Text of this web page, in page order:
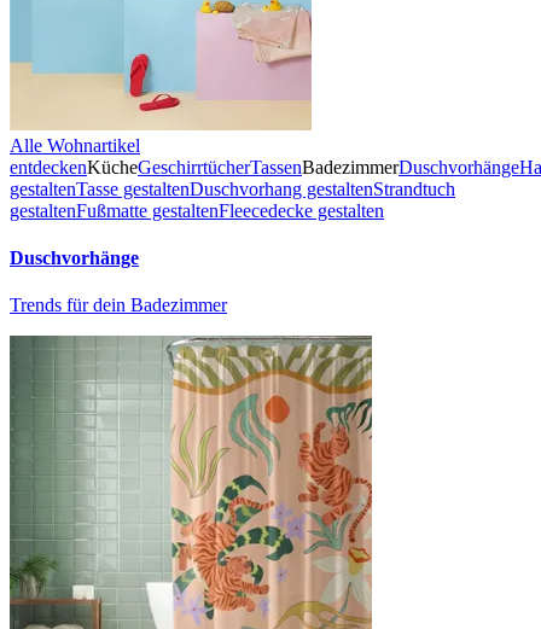
Alle Wohnartikel
entdeckenKücheGeschirrtücherTassenBadezimmerDuschvorhänge
gestaltenTasse gestaltenDuschvorhang gestaltenStrandtuch
gestaltenFußmatte gestaltenFleecedecke gestalten
Duschvorhänge
Trends für dein Badezimmer